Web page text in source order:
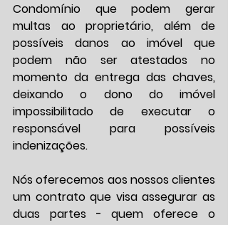
Condomínio que podem gerar
multas ao proprietário, além de
possíveis danos ao imóvel que
podem não ser atestados no
momento da entrega das chaves,
deixando o dono do imóvel
impossibilitado de executar o
responsável para possíveis
indenizações.
Nós oferecemos aos nossos clientes
um contrato que visa assegurar as
duas partes - quem oferece o